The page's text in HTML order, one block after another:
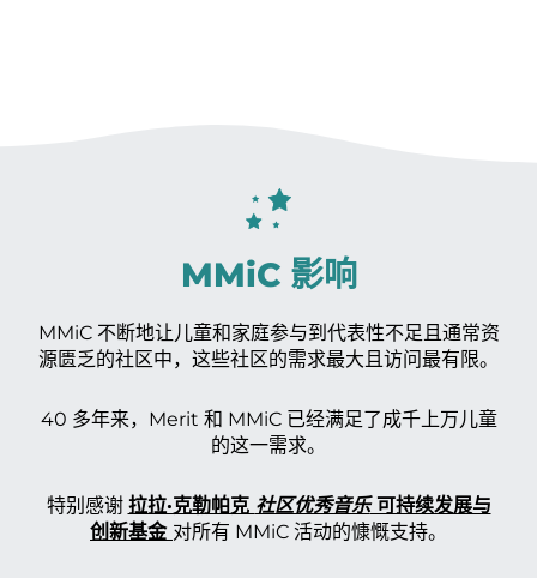
MMiC 影响
MMiC 不断地让儿童和家庭参与到代表性不足且通常资
源匮乏的社区中，这些社区的需求最大且访问最有限。
40 多年来，Merit 和 MMiC 已经满足了成千上万儿童
的这一需求。
特别感谢 拉拉·克勒帕克 社区优秀音乐可持续发展与
创新基金 对所有 MMiC 活动的慷慨支持。